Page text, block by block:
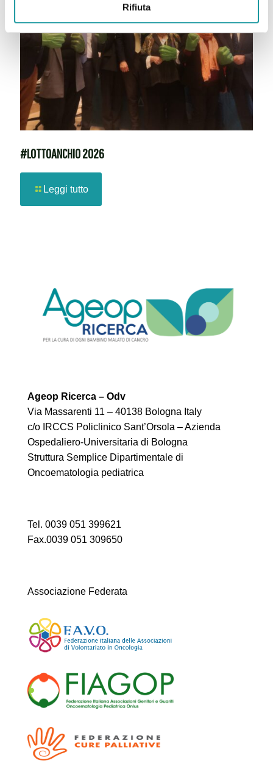
Rifiuta
#LOTTOANCHIO 2026
Leggi tutto
Ageop Ricerca – Odv
Via Massarenti 11 – 40138 Bologna Italy
c/o IRCCS Policlinico Sant’Orsola – Azienda
Ospedaliero-Universitaria di Bologna
Struttura Semplice Dipartimentale di
Oncoematologia pediatrica
Tel. 0039 051 399621
Fax.0039 051 309650
Associazione Federata